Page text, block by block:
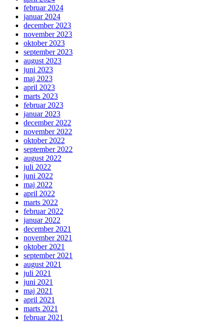
februar 2024
januar 2024
december 2023
november 2023
oktober 2023
september 2023
august 2023
juni 2023
maj 2023
april 2023
marts 2023
februar 2023
januar 2023
december 2022
november 2022
oktober 2022
september 2022
august 2022
juli 2022
juni 2022
maj 2022
april 2022
marts 2022
februar 2022
januar 2022
december 2021
november 2021
oktober 2021
september 2021
august 2021
juli 2021
juni 2021
maj 2021
april 2021
marts 2021
februar 2021